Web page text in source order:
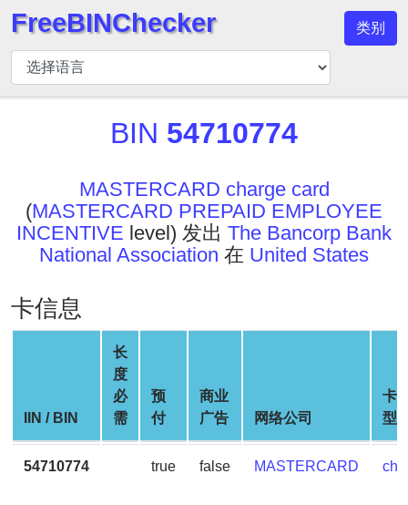
BIN
检
查
索
BIN
API
BIN
v2
BIN
CC
FreeBINChecker 类别
BIN 54710774
MASTERCARD charge card
(MASTERCARD PREPAID EMPLOYEE
INCENTIVE level) 发出 The Bancorp Bank
National Association 在 United States
卡信息
IIN / BIN
长
度
必
需
预
付
商业
广告
网络公司
卡
型
54710774 true false MASTERCARD